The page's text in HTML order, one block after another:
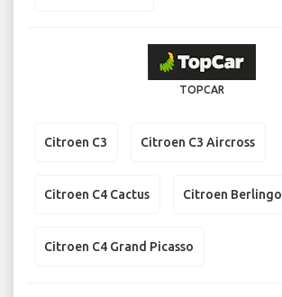
TOPCAR
Citroen C3 Citroen C3 Aircross
Citroen C4 Cactus Citroen Berlingo
Citroen C4 Grand Picasso